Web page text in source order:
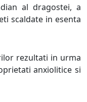
al dragostei, a
scaldate in esenta
rezultati in urma
anxiolitice si